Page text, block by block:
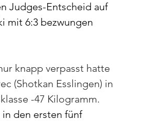
Judges-Entscheid auf
mit 6:3 bezwungen
knapp verpasst hatte
(Shotkan Esslingen) in
-47 Kilogramm.
in den ersten fünf